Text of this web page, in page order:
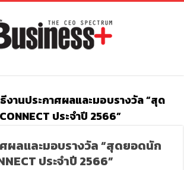
งานประกาศผลและมอบรางวัล “สุด
ประจำปี 2566”
ผลและมอบรางวัล “สุดยอดนัก
ประจำปี 2566”